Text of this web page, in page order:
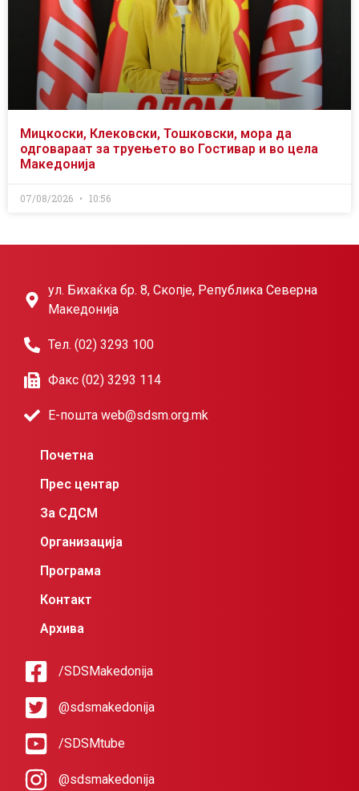
Мицкоски, Клековски, Тошковски, мора да
одговараат за труењето во Гостивар и во цела
Македонија
07/08/2026 10:56
ул. Бихаќка бр. 8, Скопје, Република Северна
Македонија
Тел. (02) 3293 100
Факс (02) 3293 114
Е-пошта web@sdsm.org.mk
Почетна
Прес центар
За СДСМ
Организација
Програма
Контакт
Архива
/SDSMakedonija
@sdsmakedonija
/SDSMtube
@sdsmakedonija